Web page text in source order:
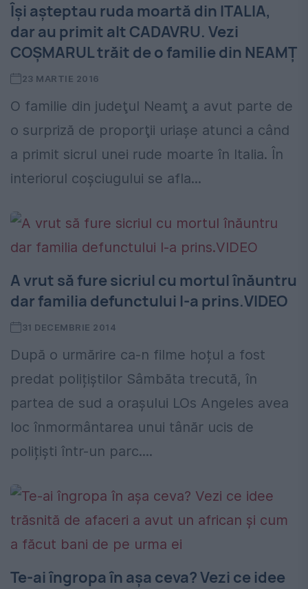
Îşi aşteptau ruda moartă din ITALIA,
dar au primit alt CADAVRU. Vezi
COŞMARUL trăit de o familie din NEAMŢ
23 MARTIE 2016
O familie din judeţul Neamţ a avut parte de
o surpriză de proporţii uriaşe atunci a când
a primit sicrul unei rude moarte în Italia. În
interiorul coşciugului se afla...
A vrut să fure sicriul cu mortul înăuntru
dar familia defunctului l-a prins.VIDEO
31 DECEMBRIE 2014
După o urmărire ca-n filme hoțul a fost
predat polițiștilor Sâmbăta trecută, în
partea de sud a orașului LOs Angeles avea
loc înmormântarea unui tânăr ucis de
polițiști într-un parc....
Te-ai îngropa în așa ceva? Vezi ce idee